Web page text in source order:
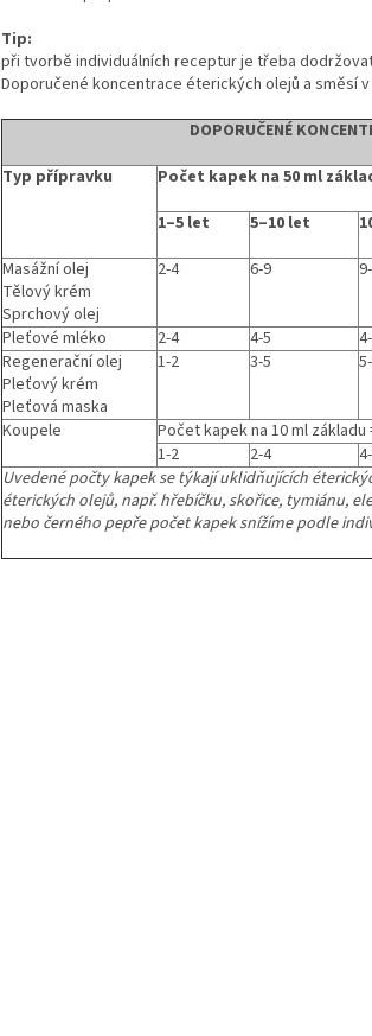
Tip:
při tvorbě individuálních receptur je třeba
Doporučené koncentrace éterických olejů a směsí
DOPORUČENÉ
Typ přípravku
Počet kapek na 50 ml
1–5 let
5–10 let
Masážní olej
Tělový krém
Sprchový olej
2-4 6-9
Pleťové mléko 2-4 4-5
Regenerační olej
Pleťový krém
Pleťová maska
1-2 3-5
Koupele
Počet kapek na 10 ml základu
1-2
2-4
Uvedené počty kapek se týkají uklidňujících
éterických olejů, např. hřebíčku, skořice, tymiánu,
nebo černého pepře počet kapek snížíme podle